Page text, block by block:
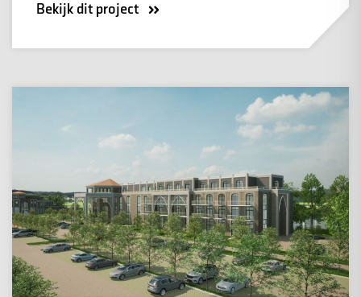
Bekijk dit project